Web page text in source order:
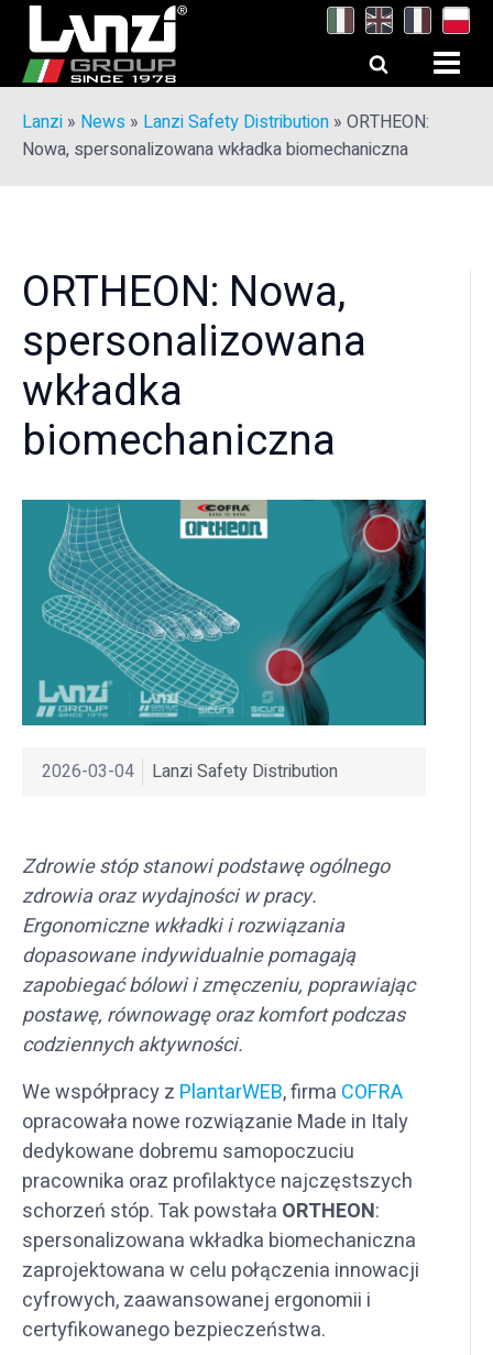
Lanzi » News » Lanzi Safety Distribution » ORTHEON:
Nowa, spersonalizowana wkładka biomechaniczna
ORTHEON: Nowa,
spersonalizowana
wkładka
biomechaniczna
2026-03-04 Lanzi Safety Distribution
Zdrowie stóp stanowi podstawę ogólnego
zdrowia oraz wydajności w pracy.
Ergonomiczne wkładki i rozwiązania
dopasowane indywidualnie pomagają
zapobiegać bólowi i zmęczeniu, poprawiając
postawę, równowagę oraz komfort podczas
codziennych aktywności.
We współpracy z PlantarWEB, firma COFRA
opracowała nowe rozwiązanie Made in Italy
dedykowane dobremu samopoczuciu
pracownika oraz profilaktyce najczęstszych
schorzeń stóp. Tak powstała ORTHEON:
spersonalizowana wkładka biomechaniczna
zaprojektowana w celu połączenia innowacji
cyfrowych, zaawansowanej ergonomii i
certyfikowanego bezpieczeństwa.